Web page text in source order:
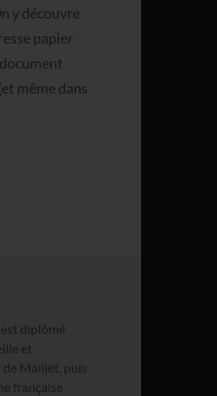
y découvre
papier
même dans
diplômé
et
Mailjet, puis
française